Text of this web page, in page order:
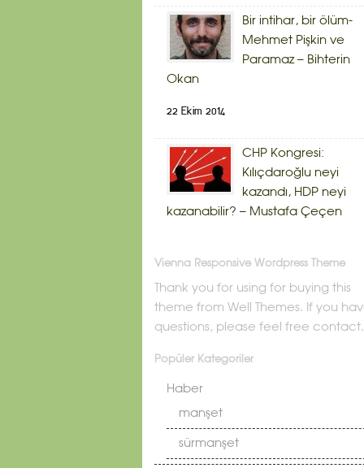
Bir intihar, bir ölüm-
Mehmet Pişkin ve
Paramaz – Bihterin
Okan
22 Ekim 2014
CHP Kongresi:
Kılıçdaroğlu neyi
kazandı, HDP neyi
kazanabilir? – Mustafa Çeçen
Vienna Responsive Wordpress Theme
Thank you for using for buying this
theme from Well Themes. If you
questions, please feel free contact.
Popüler Kategoriler
Haber
manşet
sürmanşet